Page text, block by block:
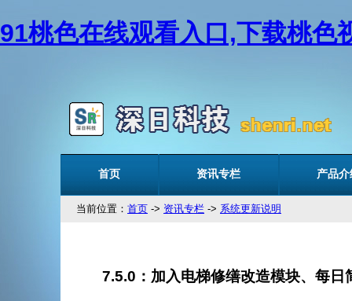
91桃色在线观看入口,下载桃色
首页 资讯专栏 产品介
当前位置： 首页 -> 资讯专栏 -> 系统更新说明
7.5.0：加入电梯修缮改造模块、每日